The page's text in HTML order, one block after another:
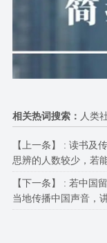
相关热词搜索： 人类
【上一条】 : 读书及
思辨的人数较少，若
【下一条】 : 若中国
当地传播中国声音，